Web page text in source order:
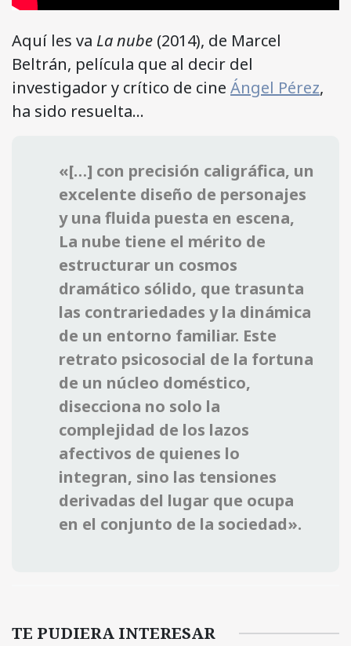
Aquí les va La nube (2014), de Marcel
Beltrán, película que al decir del
investigador y crítico de cine Ángel Pérez,
ha sido resuelta…
«[…] con precisión caligráfica, un
excelente diseño de personajes
y una fluida puesta en escena,
La nube tiene el mérito de
estructurar un cosmos
dramático sólido, que trasunta
las contrariedades y la dinámica
de un entorno familiar. Este
retrato psicosocial de la fortuna
de un núcleo doméstico,
disecciona no solo la
complejidad de los lazos
afectivos de quienes lo
integran, sino las tensiones
derivadas del lugar que ocupa
en el conjunto de la sociedad».
TE PUDIERA INTERESAR